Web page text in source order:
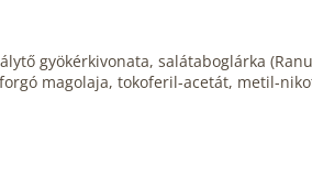
gyökérkivonata, salátaboglárka
magolaja, tokoferil-acetát, metil-